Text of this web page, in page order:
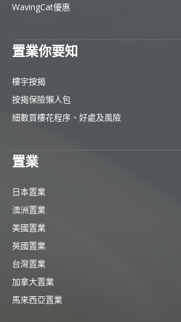
WavingCat優惠
置業你要知
樓宇按揭
按揭保險懶人包
細數買樓花程序、好處及風險
置業
日本置業
澳洲置業
美國置業
英國置業
台灣置業
加拿大置業
馬來西亞置業